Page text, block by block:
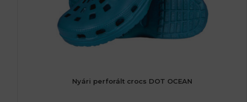
Nyári perforált crocs DOT OCEAN